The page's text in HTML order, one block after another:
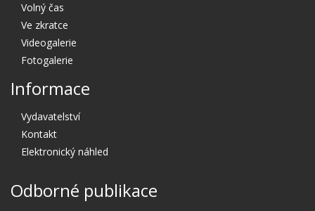
Volný čas
Ve zkratce
Videogalerie
Fotogalerie
Informace
Vydavatelství
Kontakt
Elektronický náhled
Odborné publikace